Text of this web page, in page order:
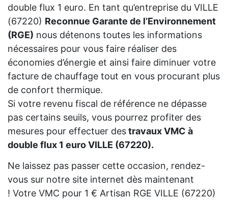
double flux 1 euro. En tant qu’entreprise du VILLE
(67220) Reconnue Garante de l’Environnement
(RGE) nous détenons toutes les informations
nécessaires pour vous faire réaliser des
économies d’énergie et ainsi faire diminuer votre
facture de chauffage tout en vous procurant plus
de confort thermique.
Si votre revenu fiscal de référence ne dépasse
pas certains seuils, vous pourrez profiter des
mesures pour effectuer destravaux VMC à
double flux 1 euro VILLE (67220).
Ne laissez pas passer cette occasion, rendez-
vous sur notre site internet dès maintenant
! Votre VMC pour 1 € Artisan RGE VILLE (67220)